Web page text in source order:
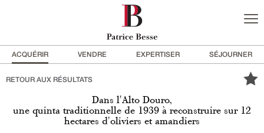
ACQUÉRIR VENDRE EXPERTISER SÉJOURNER
RETOUR AUX RÉSULTATS
Dans l'Alto Douro,
une quinta traditionnelle de 1939 à reconstruire sur 12
hectares d'oliviers et amandiers